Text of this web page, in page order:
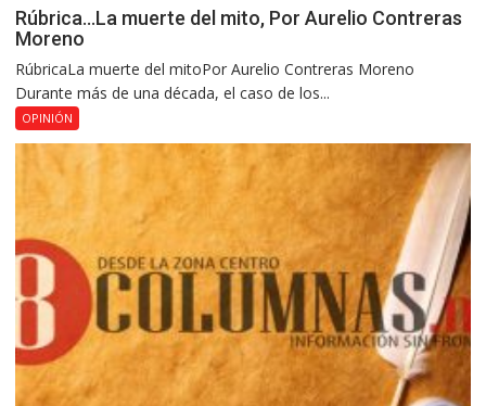
Rúbrica…La muerte del mito, Por Aurelio Contreras
Moreno
RúbricaLa muerte del mitoPor Aurelio Contreras Moreno
Durante más de una década, el caso de los...
OPINIÓN